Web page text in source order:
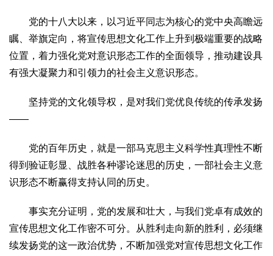
党的十八大以来，以习近平同志为核心的党中央高瞻远
瞩、举旗定向，将宣传思想文化工作上升到极端重要的战略
位置，着力强化党对意识形态工作的全面领导，推动建设具
有强大凝聚力和引领力的社会主义意识形态。
坚持党的文化领导权，是对我们党优良传统的传承发扬
——
党的百年历史，就是一部马克思主义科学性真理性不断
得到验证彰显、战胜各种谬论迷思的历史，一部社会主义意
识形态不断赢得支持认同的历史。
事实充分证明，党的发展和壮大，与我们党卓有成效的
宣传思想文化工作密不可分。从胜利走向新的胜利，必须继
续发扬党的这一政治优势，不断加强党对宣传思想文化工作